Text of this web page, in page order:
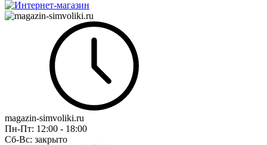
magazin-simvoliki.ru
Пн-Пт: 12:00 - 18:00
Сб-Вс: закрыто